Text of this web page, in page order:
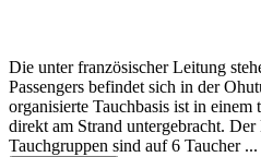
Die unter französischer Leitung
Passengers befindet sich in der
organisierte Tauchbasis ist in
direkt am Strand untergebracht.
Tauchgruppen sind auf 6 Taucher ...